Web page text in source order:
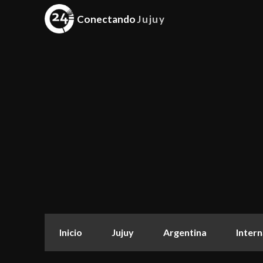
ConectandoJujuy
Inicio Jujuy Argentina